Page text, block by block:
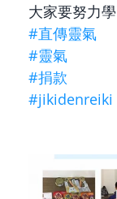
大家要努力學
#直傳靈氣
#靈氣
#捐款
#jikidenreiki